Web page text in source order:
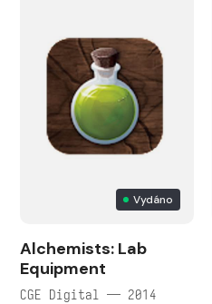
Vydáno
Alchemists: Lab
Equipment
CGE Digital — 2014